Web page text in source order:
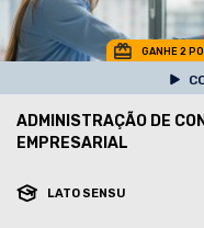
GANHE 2
ADMINISTRAÇÃO DE
EMPRESARIAL
LATO SENSU